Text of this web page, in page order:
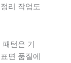
리 작업도
턴은 기
면 품질에